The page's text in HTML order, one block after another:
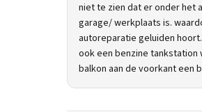
niet te zien dat er onder het
garage/ werkplaats is.
autoreparatie geluiden
ook een benzine tankstation
balkon aan de voorkant een